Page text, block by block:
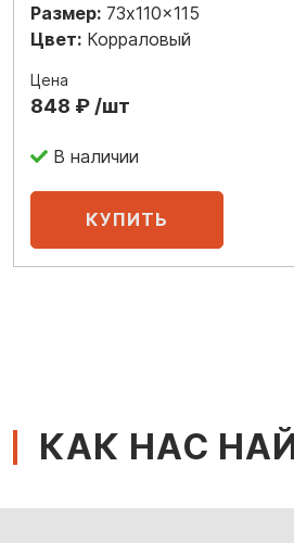
Размер: 73x110x115
Цвет: Корраловый
Цена
848 ₽ /шт
В наличии
КАК НАС